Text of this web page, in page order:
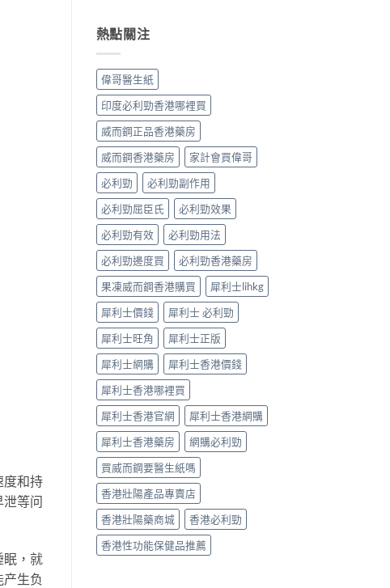
度和持
泄等问
眠，就
生负
中
洩
見
病
因
及
應
對
之
道〉
男
性
洩
的
有
效
調
理
方
法〉
熱點關注
偉哥醫生紙
印度必利勁香港哪裡買
威而鋼正品香港藥房
威而鋼香港藥房
家計會買偉哥
必利勁
必利勁副作用
必利勁屈臣氏
必利勁效果
必利勁有效
必利勁用法
必利勁邊度買
必利勁香港藥房
果凍威而鋼香港購買
犀利士lihkg
犀利士價錢
犀利士 必利勁
犀利士旺角
犀利士正版
犀利士網購
犀利士香港價錢
犀利士香港哪裡買
犀利士香港官網
犀利士香港網購
犀利士香港藥房
網購必利勁
買威而鋼要醫生紙嗎
香港壯陽產品專賣店
香港壯陽藥商城
香港必利勁
香港性功能保健品推薦